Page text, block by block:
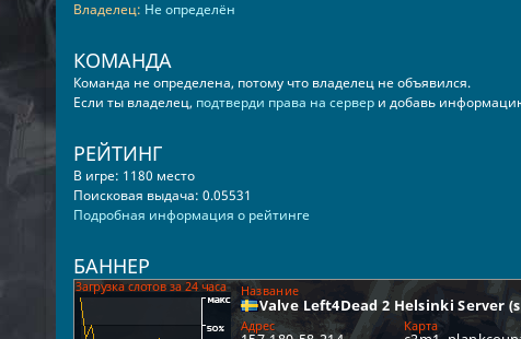
Владелец: Не определён
КОМАНДА
Команда не определена, потому что владелец не объявился.
Если ты владелец, подтверди права на сервери добавь
РЕЙТИНГ
В игре: 1180 место
Поисковая выдача: 0.05531
Подробная информация о рейтинге
БАННЕР